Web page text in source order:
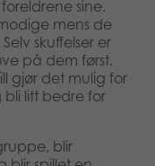
sine.
mens de
skuffelser er
på dem først.
gjør det mulig for
litt bedre for
blir